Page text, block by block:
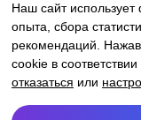
-side exception has
Наш сайт
опыта, сбора
рекомендаций.
cookie в соответствии
отказаться или